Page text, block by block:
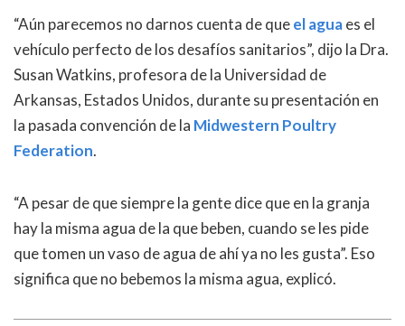
“Aún parecemos no darnos cuenta de queel aguaes el
vehículo perfecto de los desafíos sanitarios”, dijo la Dra.
Susan Watkins, profesora de la Universidad de
Arkansas, Estados Unidos, durante su presentación en
la pasada convención de la Midwestern Poultry
Federation.
“A pesar de que siempre la gente dice que en la granja
hay la misma agua de la que beben, cuando se les pide
que tomen un vaso de agua de ahí ya no les gusta”. Eso
significa que no bebemos la misma agua, explicó.